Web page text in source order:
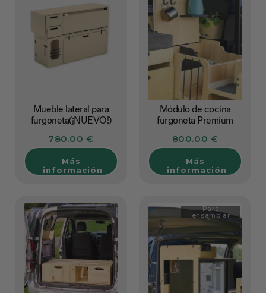
Mueble lateral para
furgoneta(¡NUEVO!)
780.00 €
Más
información
Módulo de cocina
furgoneta Premium
800.00 €
Más
información
Para
ensamblar